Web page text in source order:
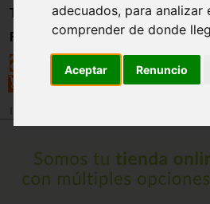
adecuados, para
comprender de donde
Aceptar Renuncio
Trabajo
Registro